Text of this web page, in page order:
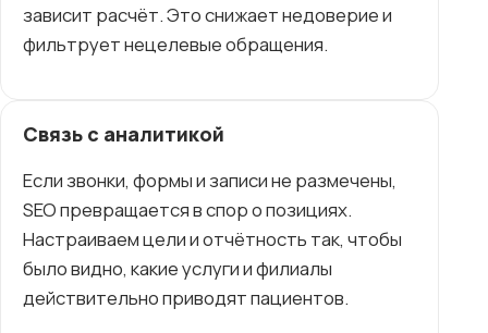
зависит расчёт. Это снижает недоверие и
фильтрует нецелевые обращения.
Связь с аналитикой
Если звонки, формы и записи не размечены,
SEO превращается в спор о позициях.
Настраиваем цели и отчётность так, чтобы
было видно, какие услуги и филиалы
действительно приводят пациентов.